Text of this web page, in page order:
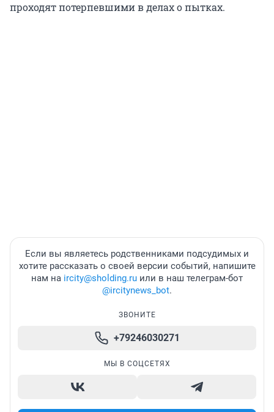
проходят потерпевшими в делах о пытках.
Если вы являетесь родственниками подсудимых и
хотите рассказать о своей версии событий, напишите
нам на ircity@sholding.ru или в наш телеграм-бот
@ircitynews_bot.
ЗВОНИТЕ
+79246030271
МЫ В СОЦСЕТЯХ